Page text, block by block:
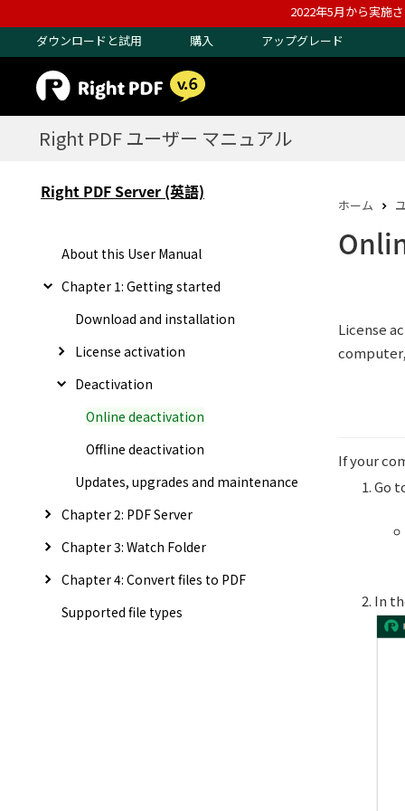
2022年5月から実施
ダウンロードと試用
購入 アップグレード
Right PDF ユーザー マニュアル
Right PDF Server (英語)
About this User Manual
Chapter 1: Getting started
Download and installation
License activation
Deactivation
Online deactivation
Offline deactivation
Updates, upgrades and maintenance
Chapter 2: PDF Server
Chapter 3: Watch Folder
Chapter 4: Convert files to PDF
Supported file types
ホーム
License
If your
Go
In